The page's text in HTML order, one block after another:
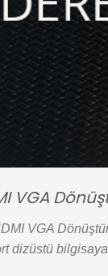
VGA
VGA
dizüstü